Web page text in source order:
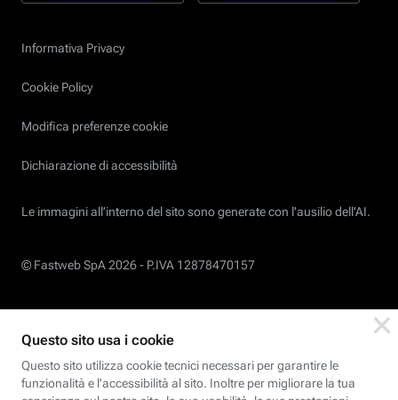
Informativa Privacy
Cookie Policy
Modifica preferenze cookie
Dichiarazione di accessibilità
Le immagini all’interno del sito sono generate con l'ausilio dell'AI.
© Fastweb SpA 2026 - P.IVA 12878470157